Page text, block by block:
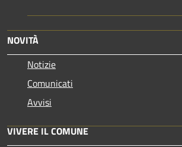
NOVITÀ
Notizie
Comunicati
Avvisi
VIVERE IL COMUNE